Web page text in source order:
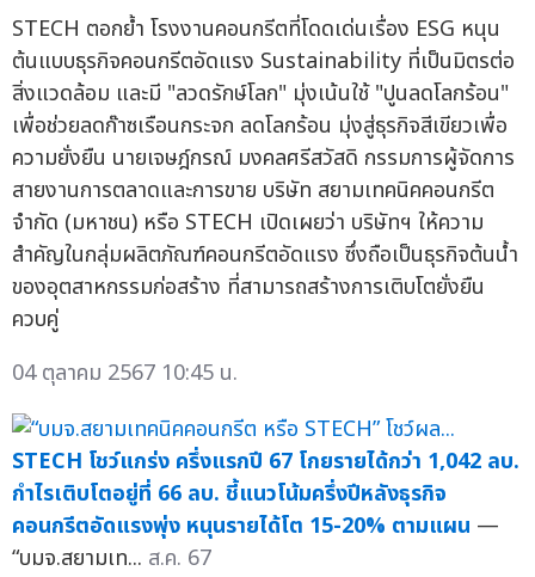
STECH ตอกย้ำ โรงงานคอนกรีตที่โดดเด่นเรื่อง ESG หนุน
ต้นแบบธุรกิจคอนกรีตอัดแรง Sustainability ที่เป็นมิตรต่อ
สิ่งแวดล้อม และมี "ลวดรักษ์โลก" มุ่งเน้นใช้ "ปูนลดโลกร้อน"
เพื่อช่วยลดก๊าซเรือนกระจก ลดโลกร้อน มุ่งสู่ธุรกิจสีเขียวเพื่อ
ความยั่งยืน นายเจษฎ์กรณ์ มงคลศรีสวัสดิ กรรมการผู้จัดการ
สายงานการตลาดและการขาย บริษัท สยามเทคนิคคอนกรีต
จำกัด (มหาชน) หรือ STECH เปิดเผยว่า บริษัทฯ ให้ความ
สำคัญในกลุ่มผลิตภัณฑ์คอนกรีตอัดแรง ซึ่งถือเป็นธุรกิจต้นน้ำ
ของอุตสาหกรรมก่อสร้าง ที่สามารถสร้างการเติบโตยั่งยืน
ควบคู่
04 ตุลาคม 2567 10:45 น.
STECH โชว์แกร่ง ครึ่งแรกปี 67 โกยรายได้กว่า 1,042 ลบ.
กำไรเติบโตอยู่ที่ 66 ลบ. ชี้แนวโน้มครึ่งปีหลังธุรกิจ
คอนกรีตอัดแรงพุ่ง หนุนรายได้โต 15-20% ตามแผน —
“บมจ.สยามเท... ส.ค. 67